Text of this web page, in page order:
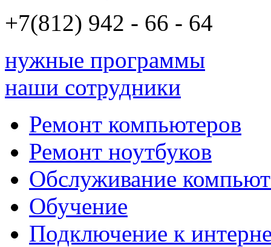
+7(812) 942 - 66 - 64
нужные программы
наши сотрудники
Ремонт компьютеров
Ремонт ноутбуков
Обслуживание
Обучение
Подключение к